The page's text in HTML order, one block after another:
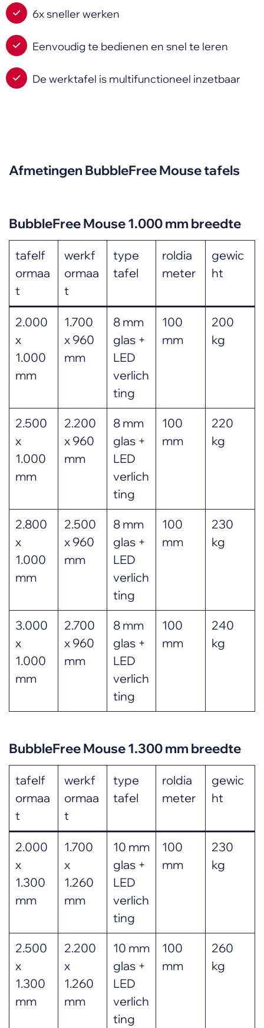
6x sneller werken
Eenvoudig te bedienen en snel te leren
De werktafel is multifunctioneel inzetbaar
Afmetingen BubbleFree Mouse tafels
BubbleFree Mouse 1.000 mm breedte
tafelf
ormaa
t
werkf
ormaa
t
type
tafel
roldia
meter
gewic
ht
2.000
x
1.000
mm
1.700
x 960
mm
8 mm
glas +
LED
verlich
ting
100
mm
200
kg
2.500
x
1.000
mm
2.200
x 960
mm
8 mm
glas +
LED
verlich
ting
100
mm
220
kg
2.800
x
1.000
mm
2.500
x 960
mm
8 mm
glas +
LED
verlich
ting
100
mm
230
kg
3.000
x
1.000
mm
2.700
x 960
mm
8 mm
glas +
LED
verlich
ting
100
mm
240
kg
BubbleFree Mouse 1.300 mm breedte
tafelf
ormaa
t
werkf
ormaa
t
type
tafel
roldia
meter
gewic
ht
2.000
x
1.300
mm
1.700
x
1.260
mm
10 mm
glas +
LED
verlich
ting
100
mm
230
kg
2.500
x
1.300
mm
2.200
x
1.260
mm
10 mm
glas +
LED
verlich
ting
100
mm
260
kg